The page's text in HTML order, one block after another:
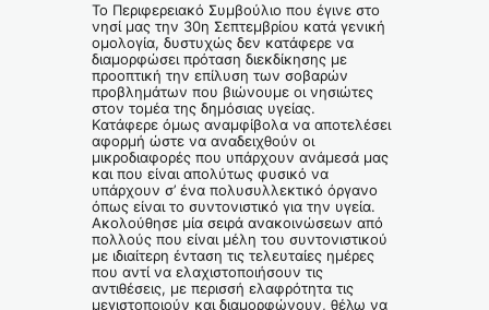
Το Περιφερειακό Συμβούλιο που έγινε στο
νησί μας την 30η Σεπτεμβρίου κατά γενική
ομολογία, δυστυχώς δεν κατάφερε να
διαμορφώσει πρόταση διεκδίκησης με
προοπτική την επίλυση των σοβαρών
προβλημάτων που βιώνουμε οι νησιώτες
στον τομέα της δημόσιας υγείας.
Κατάφερε όμως αναμφίβολα να αποτελέσει
αφορμή ώστε να αναδειχθούν οι
μικροδιαφορές που υπάρχουν ανάμεσά μας
και που είναι απολύτως φυσικό να
υπάρχουν σ’ ένα πολυσυλλεκτικό όργανο
όπως είναι το συντονιστικό για την υγεία.
Ακολούθησε μία σειρά ανακοινώσεων από
πολλούς που είναι μέλη του συντονιστικού
με ιδιαίτερη ένταση τις τελευταίες ημέρες
που αντί να ελαχιστοποιήσουν τις
αντιθέσεις, με περισσή ελαφρότητα τις
μεγιστοποιούν και διαμορφώνουν, θέλω να